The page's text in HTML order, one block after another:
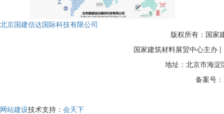
北京国建信达国际科技有限公司
版权所有：国
国家建筑材料展贸中心主办
地址：北京市海
备案号：
网站建设技术支持： 会天下